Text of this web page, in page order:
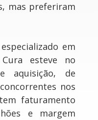
mas preferiram
em
esteve no
aquisição, de
nos
faturamento
e margem